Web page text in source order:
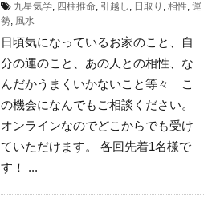
九星気学, 四柱推命, 引越し , 日取り , 相性, 運
勢, 風水
日頃気になっているお家のこと、自
分の運のこと、あの人との相性、な
んだかうまくいかないこと等々 こ
の機会になんでもご相談ください。
オンラインなのでどこからでも受け
ていただけます。 各回先着1名様で
す！ ...